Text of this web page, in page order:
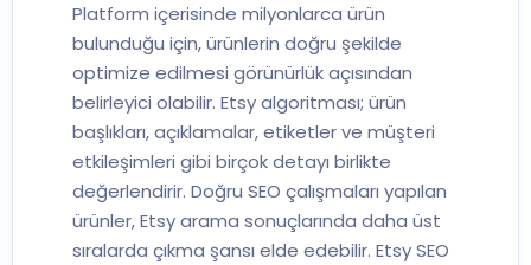
Platform içerisinde milyonlarca ürün
bulunduğu için, ürünlerin doğru şekilde
optimize edilmesi görünürlük açısından
belirleyici olabilir. Etsy algoritması; ürün
başlıkları, açıklamalar, etiketler ve müşteri
etkileşimleri gibi birçok detayı birlikte
değerlendirir. Doğru SEO çalışmaları yapılan
ürünler, Etsy arama sonuçlarında daha üst
sıralarda çıkma şansı elde edebilir. Etsy SEO